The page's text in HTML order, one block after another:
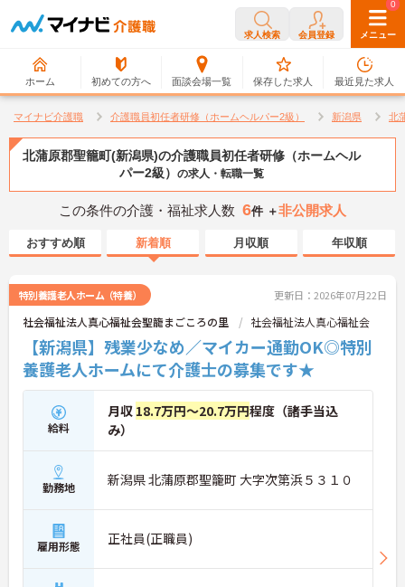
求人検索 会員登録 メニュー
ホーム 初めての方へ 面談会場一覧
0
保存した求人
0
最近見た求人
マイナビ介護職 介護職員初任者研修（ホームヘルパー2級） 新潟県 北
北蒲原郡聖籠町(新潟県)の介護職員初任者研修（ホームヘル
パー2級） の求人・転職一覧
この条件の介護・福祉求人数 6件 ＋非公開求人
おすすめ順 新着順 月収順 年収順
特別養護老人ホーム（特養） 更新日：2026年07月22日
社会福祉法人真心福祉会聖籠まごころの里 社会福祉法人真心福祉会
【新潟県】残業少なめ／マイカー通勤OK◎特別
養護老人ホームにて介護士の募集です★
給料
月収 18.7万円～20.7万円程度（諸手当込
み）
勤務地 新潟県 北蒲原郡聖籠町 大字次第浜５３１０
雇用形態 正社員(正職員)